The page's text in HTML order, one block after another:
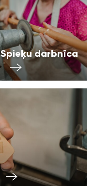
Spieķu darbnīca